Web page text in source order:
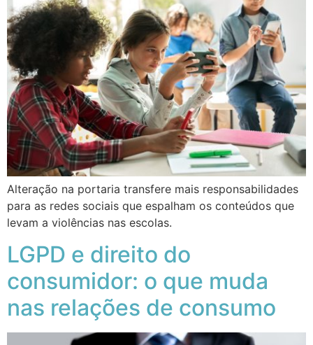
Alteração na portaria transfere mais responsabilidades
para as redes sociais que espalham os conteúdos que
levam a violências nas escolas.
LGPD e direito do
consumidor: o que muda
nas relações de consumo